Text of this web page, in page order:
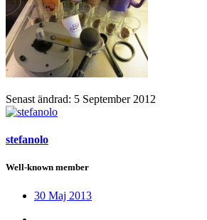
Senast ändrad: 5 September 2012
stefanolo
Well-known member
30 Maj 2013